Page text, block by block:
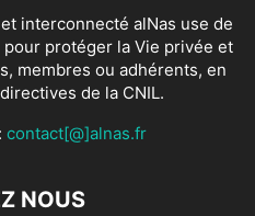
interconnecté alNas use de
protéger la Vie privée et
membres ou adhérents, en
de la CNIL.
contact[@]alnas.fr
NOUS